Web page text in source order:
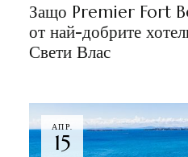
Защо Premier Fort
от най-добрите
Свети Влас
АПР.
15